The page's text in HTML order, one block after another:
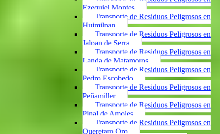
Ezequiel Montes
Transporte de Residuos Peligrosos en
Huimilpan
Transporte de Residuos Peligrosos en
Jalpan de Serra
Transporte de Residuos Peligrosos en
Landa de Matamoros
Transporte de Residuos Peligrosos en
Pedro Escobedo
Transporte de Residuos Peligrosos en
Peñamiller
Transporte de Residuos Peligrosos en
Pinal de Amoles
Transporte de Residuos Peligrosos en
Queretaro Qro